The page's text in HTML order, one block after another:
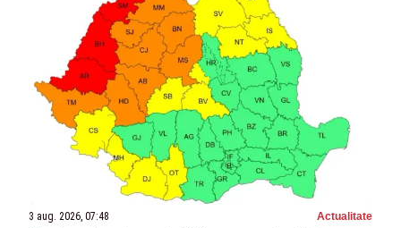
3 aug. 2026, 07:48 Actualitate